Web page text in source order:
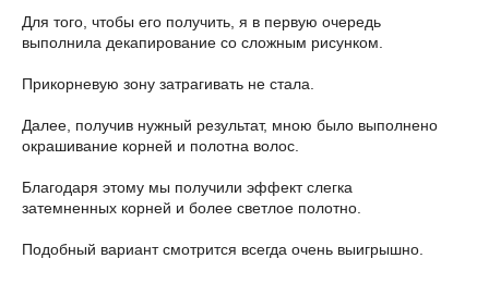
Для того, чтобы его получить, я в первую очередь
выполнила декапирование со сложным рисунком.
Прикорневую зону затрагивать не стала.
Далее, получив нужный результат, мною было выполнено
окрашивание корней и полотна волос.
Благодаря этому мы получили эффект слегка
затемненных корней и более светлое полотно.
Подобный вариант смотрится всегда очень выигрышно.